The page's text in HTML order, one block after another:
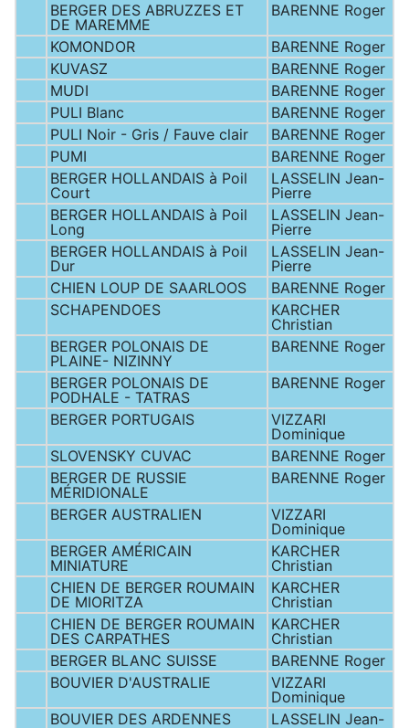
BERGER DES ABRUZZES ET
DE MAREMME
BARENNE Roger
KOMONDOR
BARENNE Roger
KUVASZ
BARENNE Roger
MUDI
BARENNE Roger
PULI Blanc
BARENNE Roger
PULI Noir - Gris / Fauve clair
BARENNE Roger
PUMI
BARENNE Roger
BERGER HOLLANDAIS à Poil
Court
LASSELIN Jean-
Pierre
BERGER HOLLANDAIS à Poil
Long
LASSELIN Jean-
Pierre
BERGER HOLLANDAIS à Poil
Dur
LASSELIN Jean-
Pierre
CHIEN LOUP DE SAARLOOS
BARENNE Roger
SCHAPENDOES
KARCHER
Christian
BERGER POLONAIS DE
PLAINE- NIZINNY
BARENNE Roger
BERGER POLONAIS DE
PODHALE - TATRAS
BARENNE Roger
BERGER PORTUGAIS
VIZZARI
Dominique
SLOVENSKY CUVAC
BARENNE Roger
BERGER DE RUSSIE
MÉRIDIONALE
BARENNE Roger
BERGER AUSTRALIEN
VIZZARI
Dominique
BERGER AMÉRICAIN
MINIATURE
KARCHER
Christian
CHIEN DE BERGER ROUMAIN
DE MIORITZA
KARCHER
Christian
CHIEN DE BERGER ROUMAIN
DES CARPATHES
KARCHER
Christian
BERGER BLANC SUISSE
BARENNE Roger
BOUVIER D'AUSTRALIE
VIZZARI
Dominique
BOUVIER DES ARDENNES
LASSELIN Jean-